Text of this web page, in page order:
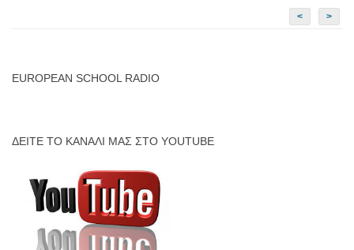
< >
EUROPEAN SCHOOL RADIO
ΔΕΊΤΕ ΤΟ ΚΑΝΆΛΙ ΜΑΣ ΣΤΟ YOUTUBE